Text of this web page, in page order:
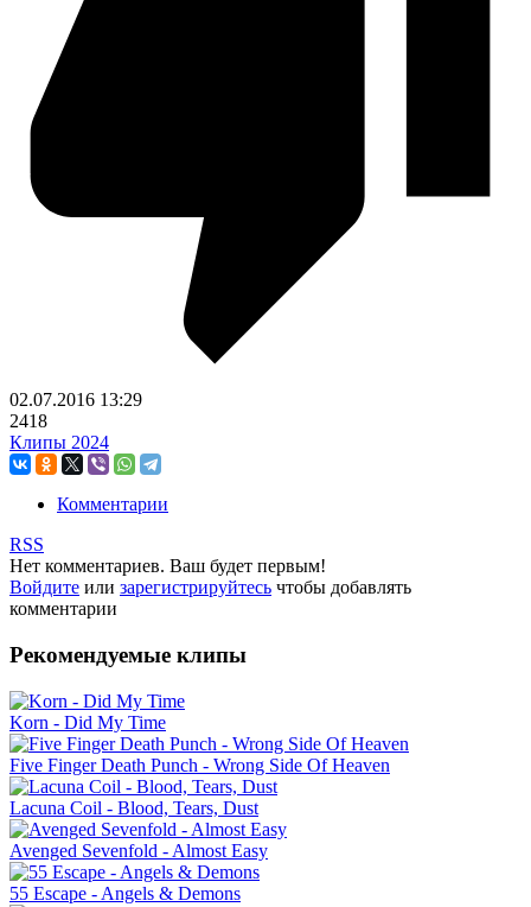
02.07.2016 13:29
2418
Клипы 2024
Комментарии
RSS
Нет комментариев. Ваш будет первым!
Войдите или зарегистрируйтесь чтобы добавлять
комментарии
Рекомендуемые клипы
Korn - Did My Time
Five Finger Death Punch - Wrong Side Of Heaven
Lacuna Coil - Blood, Tears, Dust
Avenged Sevenfold - Almost Easy
55 Escape - Angels & Demons